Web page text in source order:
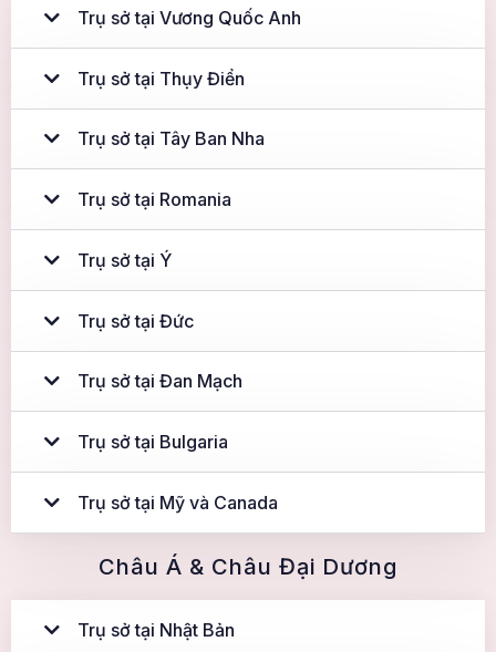
Châu Á & Châu Đại Dương
Trụ sở tại Nhật Bản
Trụ sở tại Vương Quốc Anh
Trụ sở tại Thụy Điển
Trụ sở tại Tây Ban Nha
Trụ sở tại Romania
Trụ sở tại Ý
Trụ sở tại Đức
Trụ sở tại Đan Mạch
Trụ sở tại Bulgaria
Trụ sở tại Mỹ và Canada